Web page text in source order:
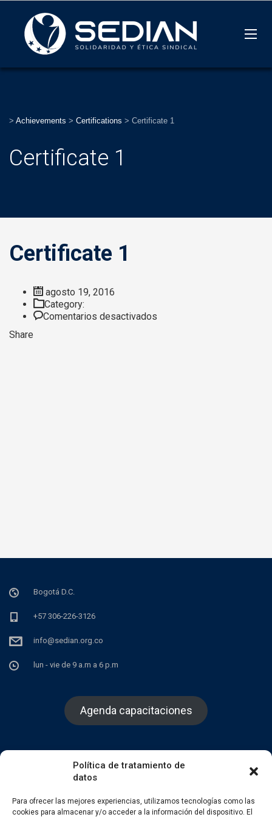
Política de tratamiento de
datos
Para ofrecer las mejores experiencias, utilizamos tecnologías como las
cookies para almacenar y/o acceder a la información del dispositivo. El
> Achievements > Certifications > Certificate 1
Certificate 1
Certificate 1
agosto 19, 2016
Category:
Comentarios desactivados
Share
Bogotá D.C.
+57 306-226-3126
info@sedian.org.co
lun - vie de 9 a.m a 6 p.m
Agenda capacitaciones